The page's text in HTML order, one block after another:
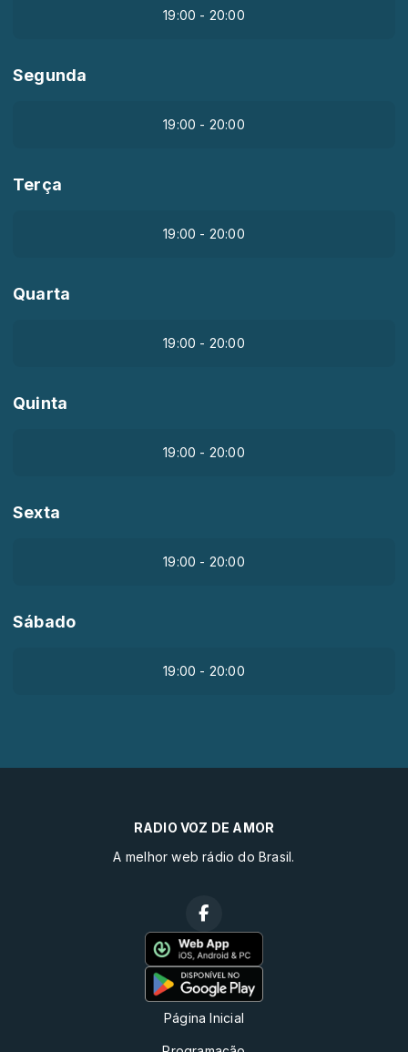
19:00 - 20:00
Segunda
19:00 - 20:00
Terça
19:00 - 20:00
Quarta
19:00 - 20:00
Quinta
19:00 - 20:00
Sexta
19:00 - 20:00
Sábado
19:00 - 20:00
RADIO VOZ DE AMOR
A melhor web rádio do Brasil.
Página Inicial